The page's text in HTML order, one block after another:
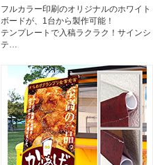
ホワイトボード
White Board
プレート看板
Plate Board
壁面看板
Wall Sign
フルカラー印刷のオリジナルのホワイト
ボードが、1台から製作可能！
テンプレートで入稿ラクラク！サインシ
テ…